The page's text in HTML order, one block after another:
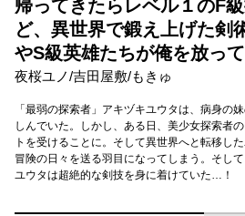
帰ってきたらレベル１のF
ど、異世界で鍛え上げた剣
やS級英雄たちが俺を放っ
夜桜ユノ/吉田屋敷/もきゅ
「最弱の探索者」アキヅキユウタは、病身の
しんでいた。しかし、ある日、美少女探索者
トを受けることに。そして異世界へと転移し
冒険の日々を送る羽目になってしまう。そし
ユウタは超絶的な剣技を身に着けていた…！